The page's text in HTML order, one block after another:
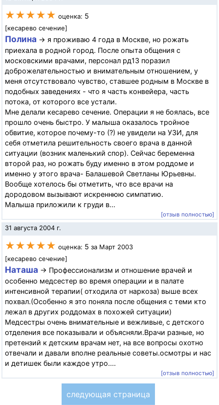
★★★★★ оценка: 5
[кесарево сечение]
Полина → я проживаю 4 года в Москве, но рожать
приехала в родной город. После опыта общения с
московскими врачами, персонал рд13 поразил
доброжелательностью и внимательным отношением, у
меня отсутствовало чувство, ставшее родным в Москве в
подобных заведениях - что я часть конвейера, часть
потока, от которого все устали.
Мне делали кесарево сечение. Операции я не боялась, все
прошло очень быстро. У малыша оказалось тройное
обвитие, которое почему-то (?) не увидели на УЗИ, для
себя отметила решительность своего врача в данной
ситуации (возник маленький спор). Сейчас беременна
второй раз, но рожать буду именно в этом роддоме и
именно у этого врача- Балашевой Светланы Юрьевны.
Вообще хотелось бы отметить, что все врачи на
дородовом вызывают искреннюю симпатию.
Малыша приложили к груди в...
[отзыв полностью]
31 августа 2004 г.
★★★★★ оценка: 5 за Март 2003
[кесарево сечение]
Наташа → Профессионализм и отношение врачей и
особенно медсестер во время операции и в палате
интенсивной терапии( отходила от наркоза) выше всех
похвал.(Особенно я это поняла после общения с теми кто
лежал в других роддомах в похожей ситуации)
Медсестры очень внимательные и вежливые, с детского
отделения все показывали и объясняли.Врачи разные, но
претензий к детским врачам нет, на все вопросы охотно
отвечали и давали вполне реальные советы.осмотры и нас
и детишек были каждое утро....
[отзыв полностью]
следующая страница